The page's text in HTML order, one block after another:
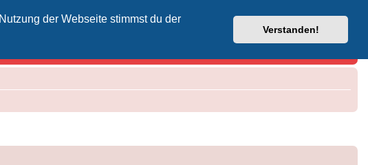
der Webseite stimmst du der
Verstanden!
Vodafone-Kabel-Helpdesk